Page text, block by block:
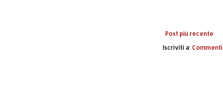
Post più recente
Iscriviti a: